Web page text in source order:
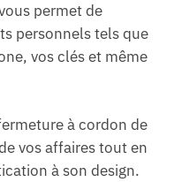
permet de
personnels tels que
vos clés et même
à cordon de
vos affaires tout en
à son design.